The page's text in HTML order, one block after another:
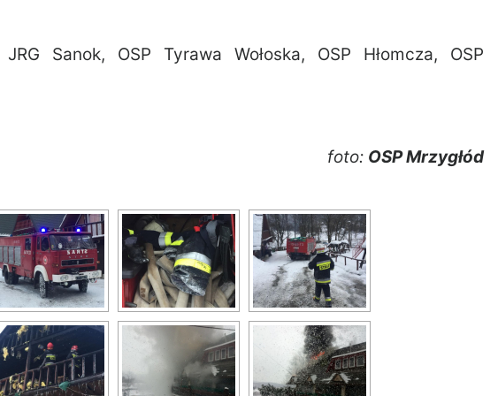
Sanok, OSP Tyrawa Wołoska, OSP Hłomcza, OSP
foto: OSP Mrzygłód